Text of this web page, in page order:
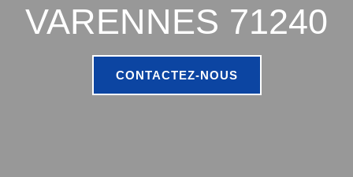
VARENNES 71240
CONTACTEZ-NOUS